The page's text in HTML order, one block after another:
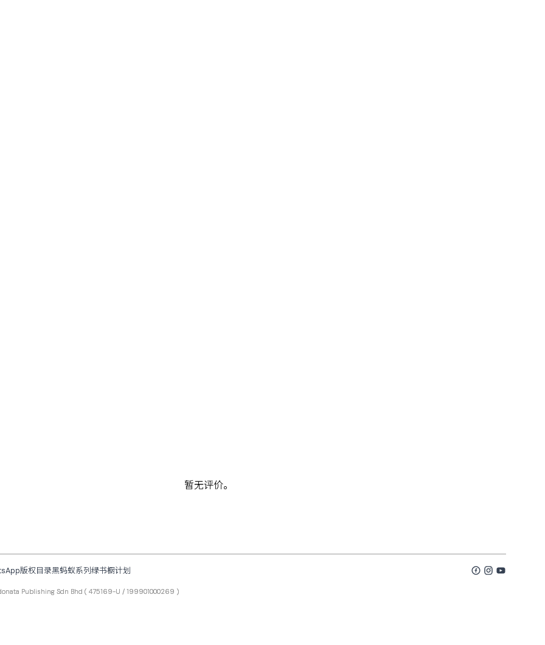
暂无评价。
版权目录黑蚂蚁系列绿书橱计划
Publishing Sdn Bhd ( 475169-U / 199901000269 )